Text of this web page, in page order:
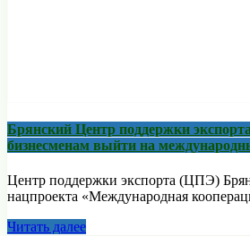
Брянский Центр поддержки
бизнесменам выйти на
Центр поддержки экспорта (ЦПЭ)
нацпроекта «Международная
Читать далее